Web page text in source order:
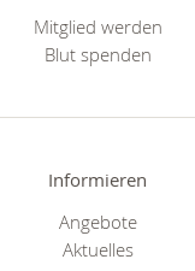
Mitglied werden
Blut spenden
Informieren
Angebote
Aktuelles